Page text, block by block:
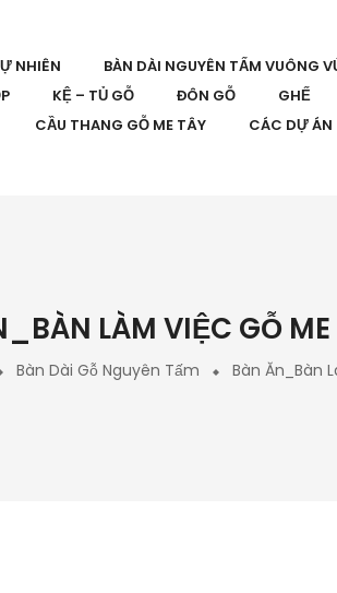
NHIÊN BÀN DÀI NGUYÊN TẤM VUÔNG
KỆ – TỦ GỖ ĐÔN GỖ GHẾ
CẦU THANG GỖ ME TÂY CÁC DỰ ÁN
LÀM VIỆC GỖ
Bàn Dài Gỗ Nguyên Tấm Bàn Ăn_Bàn